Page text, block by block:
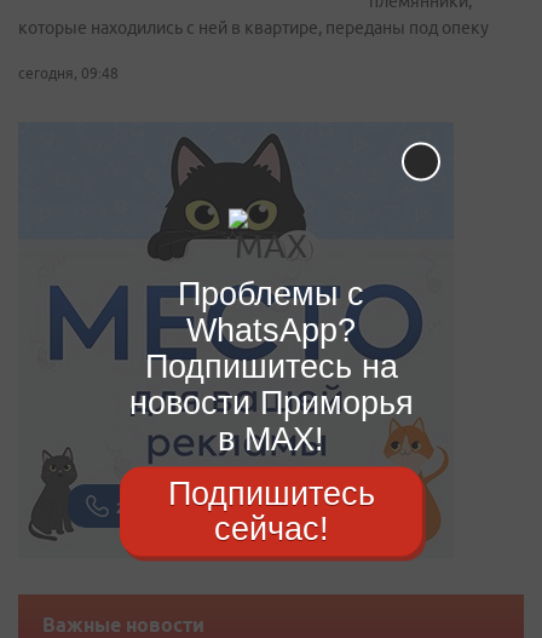
которые находились с ней в квартире, переданы под опеку
сегодня, 09:48
Важные новости
Проблемы с
WhatsApp?
Подпишитесь на
новости Приморья
в MAX!
Подпишитесь
сейчас!